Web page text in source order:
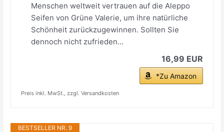
Menschen weltweit vertrauen auf die Aleppo
Seifen von Grüne Valerie, um ihre natürliche
Schönheit zurückzugewinnen. Sollten Sie
dennoch nicht zufrieden...
16,99 EUR
*Zu Amazon
Preis inkl. MwSt., zzgl. Versandkosten
BESTSELLER NR. 9